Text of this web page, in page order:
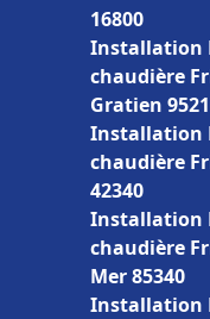
16800
Installation
chaudière
Gratien
Installation
chaudière
42340
Installation
chaudière
Mer 85340
Installation